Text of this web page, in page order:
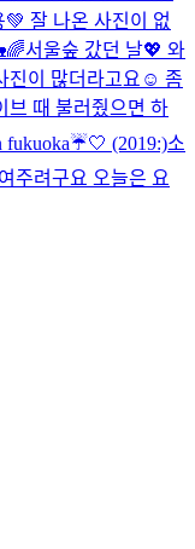
잘 나온 사진이 없
서울숲 갔던 날💖 와
진이 많더라고요☺️ 좀
브 때 불러줬으면 하
fukuoka☔️🤍 (2019:)소
주려구요 오늘은 요